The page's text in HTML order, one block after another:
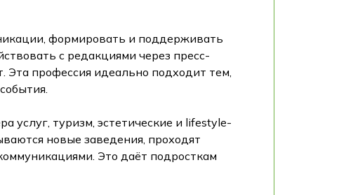
формировать и поддерживать
с редакциями через пресс-
Эта профессия идеально подходит тем,
услуг, туризм, эстетические и lifestyle-
новые заведения, проходят
Это даёт подросткам